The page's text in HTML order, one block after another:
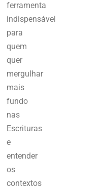
ferramenta
indispensável
para
quem
quer
mergulhar
mais
fundo
nas
Escrituras
e
entender
os
contextos